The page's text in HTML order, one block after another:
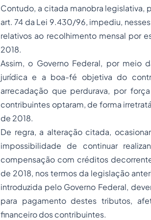
Contudo, a citada manobra legislativa,
art. 74 da Lei 9.430/96, impediu,
relativos ao recolhimento mensal por
2018.
Assim, o Governo Federal, por meio
jurídica e a boa-fé objetiva do
arrecadação que perdurava, por
contribuintes optaram, de forma
de 2018.
De regra, a alteração citada,
impossibilidade de continuar
compensação com créditos
de 2018, nos termos da legislação
introduzida pelo Governo Federal,
para pagamento destes tributos,
financeiro dos contribuintes.